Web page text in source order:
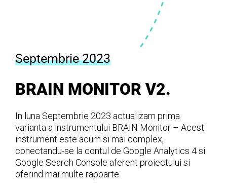
Septembrie 2023
BRAIN MONITOR V2.
In luna Septembrie 2023 actualizam prima
varianta a instrumentului BRAIN Monitor – Acest
instrument este acum si mai complex,
conectandu-se la contul de Google Analytics 4 si
Google Search Console aferent proiectului si
oferind mai multe rapoarte.